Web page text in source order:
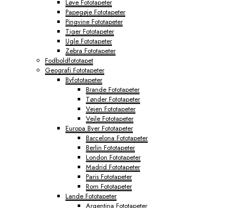
Løve Fototapeter
Papegøje Fototapeter
Pingvine Fototapeter
Tiger Fototapeter
Ugle Fototapeter
Zebra Fototapeter
Fodboldfototapet
Geografi Fototapeter
Byfototapeter
Brande Fototapeter
Tønder Fototapeter
Vejen Fototapeter
Vejle Fototapeter
Europa Byer Fototapeter
Barcelona Fototapeter
Berlin Fototapeter
London Fototapeter
Madrid Fototapeter
Paris Fototapeter
Rom Fototapeter
Lande Fototapeter
Argentina Fototapeter